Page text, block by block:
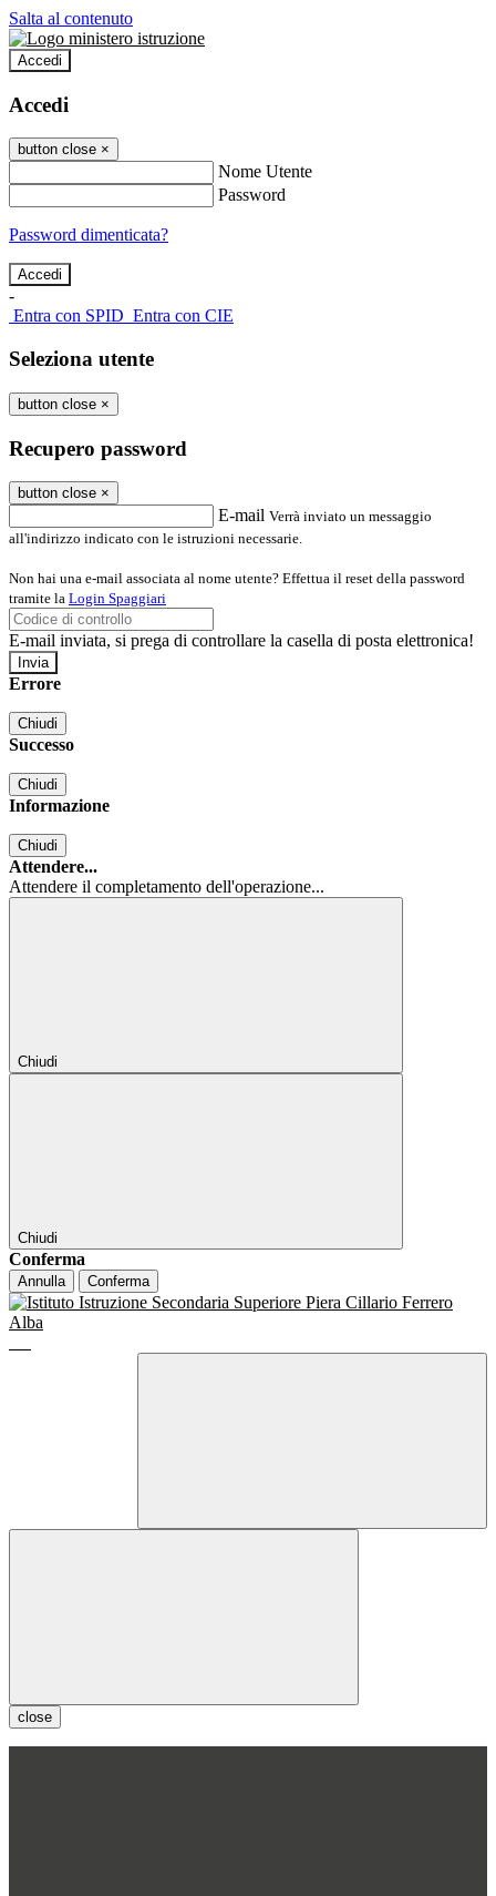
Salta al contenuto
Accedi
Accedi
button close ×
Nome Utente
Password
Password dimenticata?
-
Entra con SPID Entra con CIE
Seleziona utente
button close ×
Recupero password
button close ×
E-mail Verrà inviato un messaggio
all'indirizzo indicato con le istruzioni necessarie.
Non hai una e-mail associata al nome utente? Effettua il reset della password
tramite la Login Spaggiari
E-mail inviata, si prega di controllare la casella di posta elettronica!
Errore
Chiudi
Successo
Chiudi
Informazione
Chiudi
Attendere...
Attendere il completamento dell'operazione...
Chiudi
Chiudi
Conferma
Annulla Conferma
close